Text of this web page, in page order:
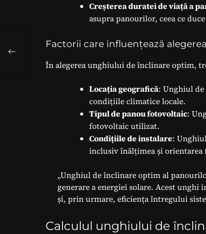
Creșterea duratei de viață a
asupra panourilor, ceea ce
Factorii care influențează
În alegerea unghiului de înclinare optim,
Locația geografică: Unghiul de
condițiile climatice locale.
Tipul de panou fotovoltaic:
fotovoltaic utilizat.
Condițiile de instalare:
inclusiv înălțimea și orientarea
„Unghiul de înclinare optim al
generare a energiei solare. Acest
și, prin urmare, eficiența întregului
Calculul unghiului de